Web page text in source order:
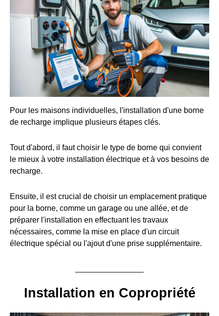
Pour les maisons individuelles, l'installation d'une borne
de recharge implique plusieurs étapes clés.
Tout d'abord, il faut choisir le type de borne qui convient
le mieux à votre installation électrique et à vos besoins de
recharge.
Ensuite, il est crucial de choisir un emplacement pratique
pour la borne, comme un garage ou une allée, et de
préparer l'installation en effectuant les travaux
nécessaires, comme la mise en place d'un circuit
électrique spécial ou l'ajout d'une prise supplémentaire.
Installation en Copropriété